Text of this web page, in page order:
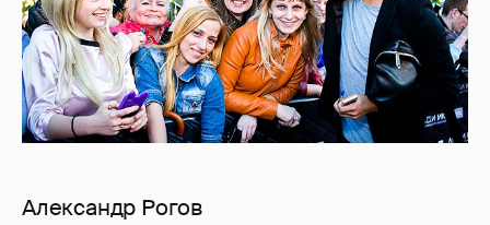
Александр Рогов